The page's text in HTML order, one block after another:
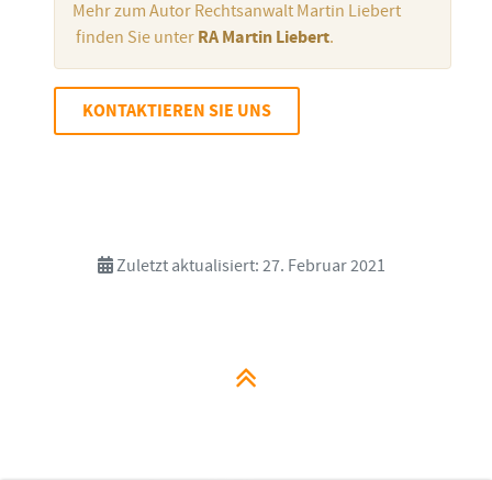
Mehr zum Autor Rechtsanwalt Martin Liebert
finden Sie unter RA Martin Liebert.
KONTAKTIEREN SIE UNS
Zuletzt aktualisiert: 27. Februar 2021